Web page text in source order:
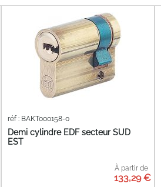
Demi cylindre EDF secteur SUD
EST
réf : BAKT000158-0
À partir de
133,29 €